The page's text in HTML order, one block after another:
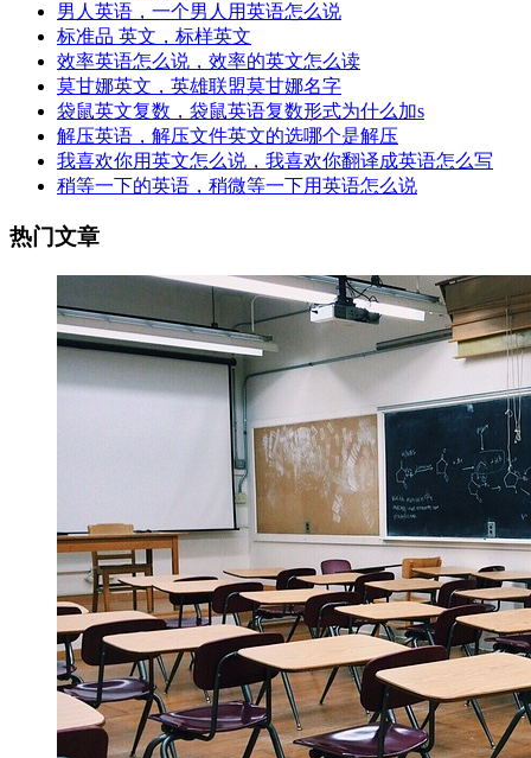
男人英语，一个男人用英语怎么说
标准品 英文，标样英文
效率英语怎么说，效率的英文怎么读
莫甘娜英文，英雄联盟莫甘娜名字
袋鼠英文复数，袋鼠英语复数形式为什么加s
解压英语，解压文件英文的选哪个是解压
我喜欢你用英文怎么说，我喜欢你翻译成英语怎么写
稍等一下的英语，稍微等一下用英语怎么说
热门文章